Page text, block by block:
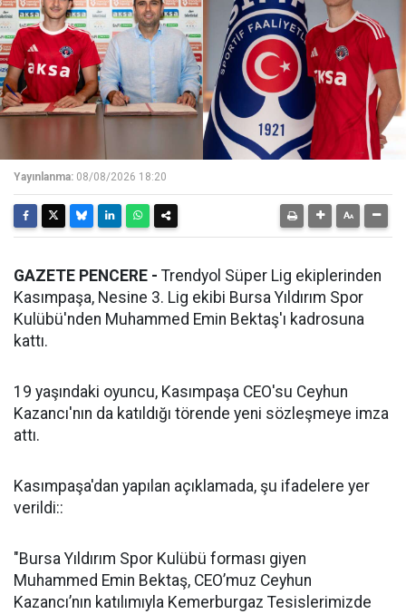
Yayınlanma: 08/08/2026 18:20
GAZETE PENCERE - Trendyol Süper Lig ekiplerinden
Kasımpaşa, Nesine 3. Lig ekibi Bursa Yıldırım Spor
Kulübü'nden Muhammed Emin Bektaş'ı kadrosuna
kattı.
19 yaşındaki oyuncu, Kasımpaşa CEO'su Ceyhun
Kazancı'nın da katıldığı törende yeni sözleşmeye imza
attı.
Kasımpaşa'dan yapılan açıklamada, şu ifadelere yer
verildi::
"Bursa Yıldırım Spor Kulübü forması giyen
Muhammed Emin Bektaş, CEO’muz Ceyhun
Kazancı’nın katılımıyla Kemerburgaz Tesislerimizde